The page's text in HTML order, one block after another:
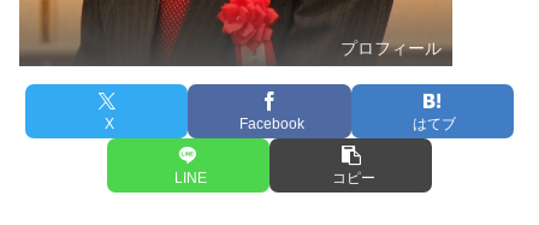
プロフィール
X Facebook はてブ
LINE コピー